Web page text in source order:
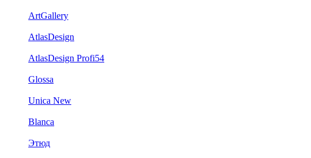
ArtGallery
AtlasDesign
AtlasDesign Profi54
Glossa
Unica New
Blanca
Этюд